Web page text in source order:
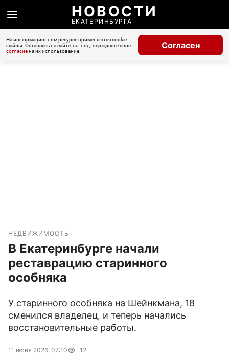
НОВОСТИ
ЕКАТЕРИНБУРГА
На информационном ресурсе применяются cookie-
файлы. Оставаясь на сайте, вы подтверждаете свое
согласиена их использование.
Согласен
НЕДВИЖИМОСТЬ
В Екатеринбурге начали
реставрацию старинного
особняка
У старинного особняка на Шейнкмана, 18
сменился владелец, и теперь начались
восстановительные работы.
11 июня 2026, 07:10 12